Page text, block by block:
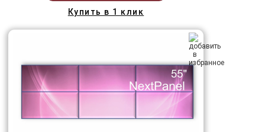
Купить в 1 клик